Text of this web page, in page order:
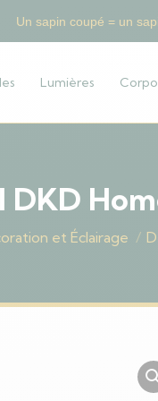
Lumières
et Éclairage
Un sapin coupé = un